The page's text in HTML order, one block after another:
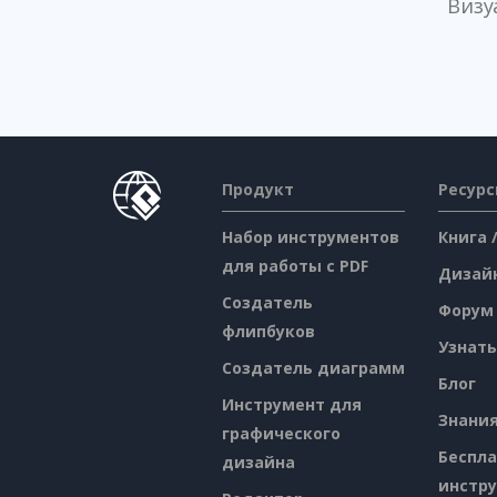
Продукт
Набор инструментов
для работы с PDF
Создатель
флипбуков
Создатель диаграмм
Инструмент для
графического
дизайна
Книга
Форум
Узнать
Блог